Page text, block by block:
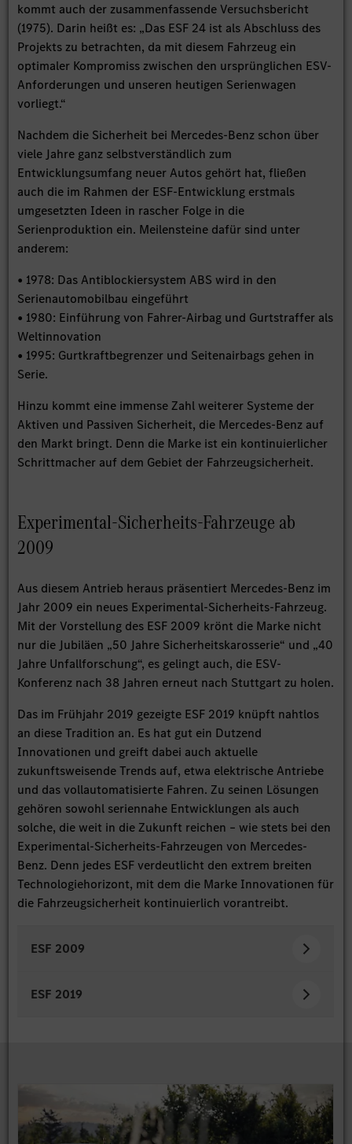
kommt auch der zusammenfassende Versuchsbericht
(1975). Darin heißt es: „Das ESF 24 ist als Abschluss des
Projekts zu betrachten, da mit diesem Fahrzeug ein
optimaler Kompromiss zwischen den ursprünglichen ESV-
Anforderungen und unseren heutigen Serienwagen
vorliegt.“
Nachdem die Sicherheit bei Mercedes-Benz schon über
viele Jahre ganz selbstverständlich zum
Entwicklungsumfang neuer Autos gehört hat, fließen
auch die im Rahmen der ESF-Entwicklung erstmals
umgesetzten Ideen in rascher Folge in die
Serienproduktion ein. Meilensteine dafür sind unter
anderem:
• 1978: Das Antiblockiersystem ABS wird in den
Serienautomobilbau eingeführt
• 1980: Einführung von Fahrer-Airbag und Gurtstraffer als
Weltinnovation
• 1995: Gurtkraftbegrenzer und Seitenairbags gehen in
Serie.
Hinzu kommt eine immense Zahl weiterer Systeme der
Aktiven und Passiven Sicherheit, die Mercedes-Benz auf
den Markt bringt. Denn die Marke ist ein kontinuierlicher
Schrittmacher auf dem Gebiet der Fahrzeugsicherheit.
Experimental-Sicherheits-Fahrzeuge ab
2009
Aus diesem Antrieb heraus präsentiert Mercedes-Benz im
Jahr 2009 ein neues Experimental-Sicherheits-Fahrzeug.
Mit der Vorstellung des ESF 2009 krönt die Marke nicht
nur die Jubiläen „50 Jahre Sicherheitskarosserie“ und „40
Jahre Unfallforschung“, es gelingt auch, die ESV-
Konferenz nach 38 Jahren erneut nach Stuttgart zu holen.
Das im Frühjahr 2019 gezeigte ESF 2019 knüpft nahtlos
an diese Tradition an. Es hat gut ein Dutzend
Innovationen und greift dabei auch aktuelle
zukunftsweisende Trends auf, etwa elektrische Antriebe
und das vollautomatisierte Fahren. Zu seinen Lösungen
gehören sowohl seriennahe Entwicklungen als auch
solche, die weit in die Zukunft reichen – wie stets bei den
Experimental-Sicherheits-Fahrzeugen von Mercedes-
Benz. Denn jedes ESF verdeutlicht den extrem breiten
Technologiehorizont, mit dem die Marke Innovationen für
die Fahrzeugsicherheit kontinuierlich vorantreibt.
ESF 2009
ESF 2019